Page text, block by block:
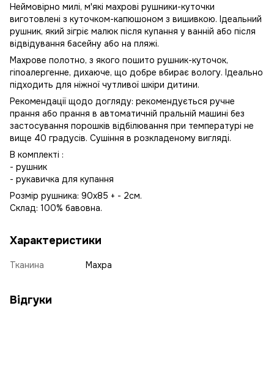
Неймовірно милі, м'які махрові рушники-куточки
виготовлені з куточком-капюшоном з вишивкою. Ідеальний
рушник, який зігріє малюк після купання у ванній або після
відвідування басейну або на пляжі.
Махрове полотно, з якого пошито рушник-куточок,
гіпоалергенне, дихаюче, що добре вбирає вологу. Ідеально
підходить для ніжної чутливої шкіри дитини.
Рекомендації щодо догляду: рекомендується ручне
прання або прання в автоматичній пральній машині без
застосування порошків відбілювання при температурі не
вище 40 градусів. Сушіння в розкладеному вигляді.
В комплекті :
- рушник
- рукавичка для купання
Розмір рушника: 90х85 + - 2см.
Склад: 100% бавовна.
Характеристики
Тканина Махра
Відгуки